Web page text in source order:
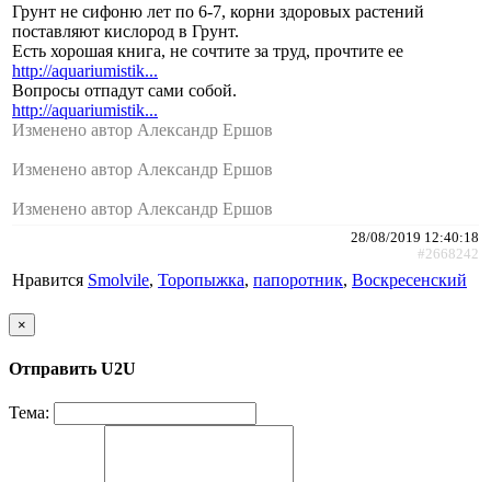
Грунт не сифоню лет по 6-7, корни здоровых растений
поставляют кислород в Грунт.
Есть хорошая книга, не сочтите за труд, прочтите ее
http://aquariumistik...
Вопросы отпадут сами собой.
http://aquariumistik...
Изменено автор Александр Ершов
Изменено автор Александр Ершов
Изменено автор Александр Ершов
28/08/2019 12:40:18
#2668242
Нравится Smolvile, Торопыжка, папоротник, Воскресенский
×
Отправить U2U
Тема: